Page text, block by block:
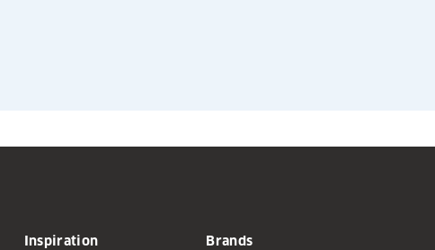
Inspiration
Brands